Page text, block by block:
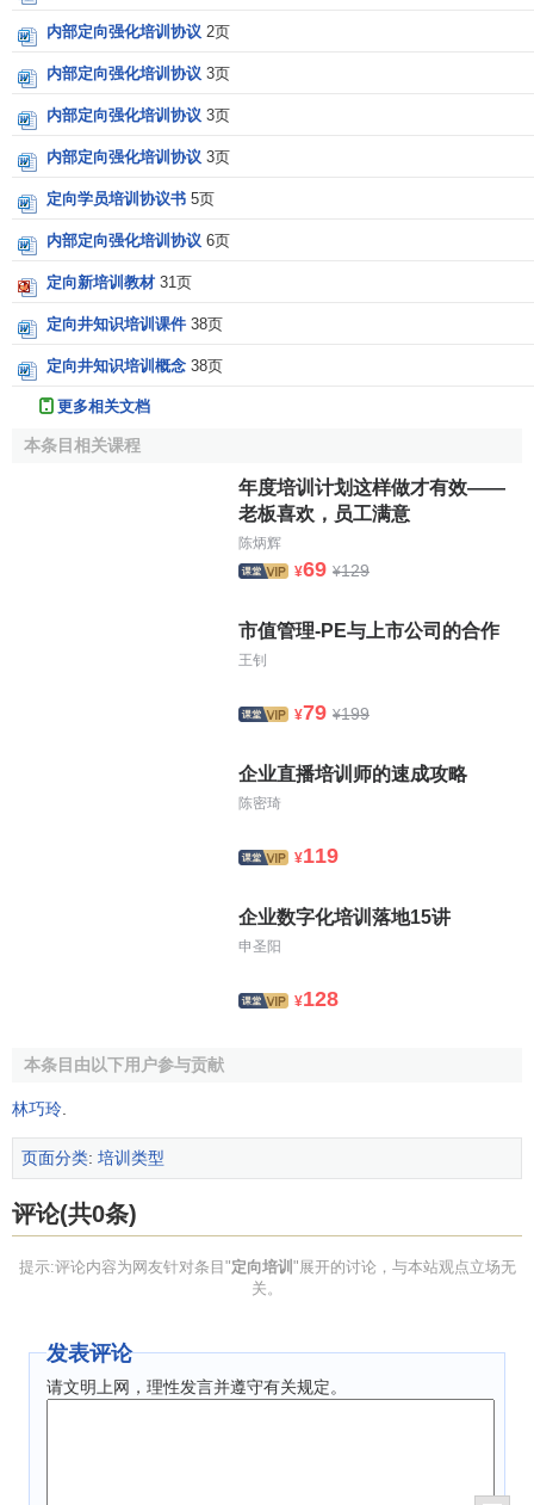
内部定向强化培训协议 2页
内部定向强化培训协议 3页
内部定向强化培训协议 3页
内部定向强化培训协议 3页
定向学员培训协议书 5页
内部定向强化培训协议 6页
定向新培训教材 31页
定向井知识培训课件 38页
定向井知识培训概念 38页
更多相关文档
本条目相关课程
年度培训计划这样做才有效——
老板喜欢，员工满意
陈炳辉
¥69 ¥129
市值管理-PE与上市公司的合作
王钊
¥79 ¥199
企业直播培训师的速成攻略
陈密琦
¥119
企业数字化培训落地15讲
申圣阳
¥128
本条目由以下用户参与贡献
林巧玲
页面分类: 培训类型
评论(共0条)
提示:评论内容为网友针对条目"定向培训 "展开的讨论，与本站观点立场无
关。
发表评论
请文明上网，理性发言并遵守有关规定。